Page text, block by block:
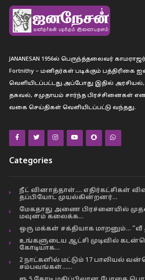
JANANESAN 1956ல் பெருந்த்தலைவர்
Fortnithy – மனிதர்கள் படிக்கும்
வெளியிடப்பட்டது.அப்போது இதில்
தகவல், சமுதாயம் சார்ந்த பிரச்சினைகள் என
வகை செய்திகள் வெளியிடப்பட்டு வந்தது.
Categories
நீட் வினாத்தாள்…. எதிர்கட்சிகள்
தப்பியோட முயல்கின்றனர்…
மேகதாது அணை பிரச்னையில்
மவுனம் கலைக்க…
ஒரு மக்கள் சக்தியாக மாறனும்…
உங்களுடைய ஆட்சி முடிவில்
கோடியாக…
2 நாட்களில் மட்டும் 17 பாலியல்
சம்பவங்கள்……